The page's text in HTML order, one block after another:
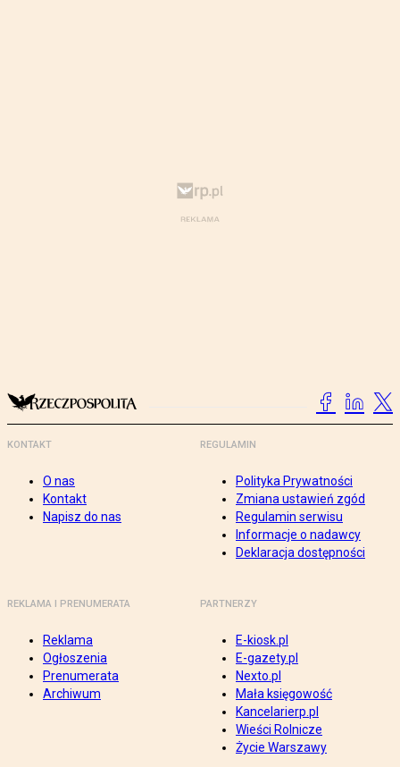
KONTAKT
O nas
Kontakt
Napisz do nas
REGULAMIN
Polityka Prywatności
Zmiana ustawień zgód
Regulamin serwisu
Informacje o nadawcy
Deklaracja dostępności
REKLAMA I PRENUMERATA
Reklama
Ogłoszenia
Prenumerata
Archiwum
PARTNERZY
E-kiosk.pl
E-gazety.pl
Nexto.pl
Mała księgowość
Kancelarierp.pl
Wieści Rolnicze
Życie Warszawy